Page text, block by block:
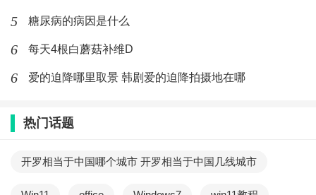
5 糖尿病的病因是什么
6 每天4根白蘑菇补维D
6 爱的迫降哪里取景 韩剧爱的迫降拍摄地在哪
热门话题
开罗相当于中国哪个城市 开罗相当于中国几线城市